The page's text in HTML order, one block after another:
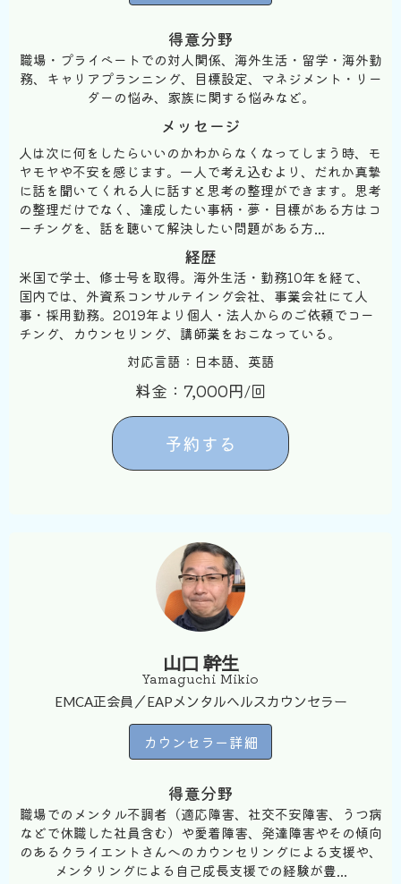
得意分野
職場・プライベートでの対人関係、海外生活・留学・海外勤
務、キャリアプランニング、目標設定、マネジメント・リー
ダーの悩み、家族に関する悩みなど。
メッセージ
人は次に何をしたらいいのかわからなくなってしまう時、モ
ヤモヤや不安を感じます。一人で考え込むより、だれか真摯
に話を聞いてくれる人に話すと思考の整理ができます。思考
の整理だけでなく、達成したい事柄・夢・目標がある方はコ
ーチングを、話を聴いて解決したい問題がある方...
経歴
米国で学士、修士号を取得。海外生活・勤務10年を経て、
国内では、外資系コンサルテイング会社、事業会社にて人
事・採用勤務。2019年より個人・法人からのご依頼でコー
チング、カウンセリング、講師業をおこなっている。
対応言語：日本語、英語
料金：7,000円/回
予約する
山口 幹生
Yamaguchi Mikio
EMCA正会員／EAPメンタルヘルスカウンセラー
カウンセラー詳細
得意分野
職場でのメンタル不調者（適応障害、社交不安障害、うつ病
などで休職した社員含む）や愛着障害、発達障害やその傾向
のあるクライエントさんへのカウンセリングによる支援や、
メンタリングによる自己成長支援での経験が豊...